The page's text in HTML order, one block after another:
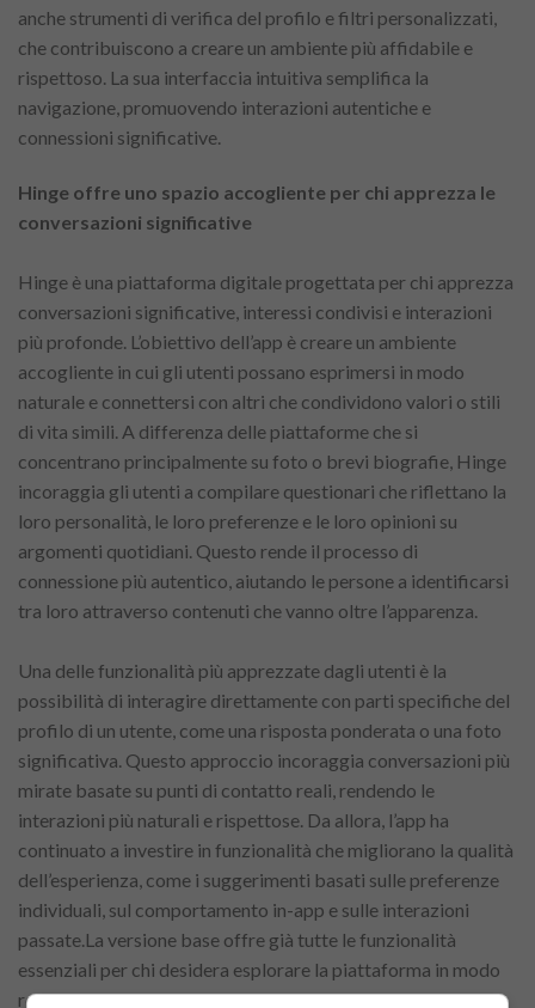
anche strumenti di verifica del profilo e filtri personalizzati,
che contribuiscono a creare un ambiente più affidabile e
rispettoso. La sua interfaccia intuitiva semplifica la
navigazione, promuovendo interazioni autentiche e
connessioni significative.
Hinge offre uno spazio accogliente per chi apprezza le
conversazioni significative
Hinge è una piattaforma digitale progettata per chi apprezza
conversazioni significative, interessi condivisi e interazioni
più profonde. L’obiettivo dell’app è creare un ambiente
accogliente in cui gli utenti possano esprimersi in modo
naturale e connettersi con altri che condividono valori o stili
di vita simili. A differenza delle piattaforme che si
concentrano principalmente su foto o brevi biografie, Hinge
incoraggia gli utenti a compilare questionari che riflettano la
loro personalità, le loro preferenze e le loro opinioni su
argomenti quotidiani. Questo rende il processo di
connessione più autentico, aiutando le persone a identificarsi
tra loro attraverso contenuti che vanno oltre l’apparenza.
Una delle funzionalità più apprezzate dagli utenti è la
possibilità di interagire direttamente con parti specifiche del
profilo di un utente, come una risposta ponderata o una foto
significativa. Questo approccio incoraggia conversazioni più
mirate basate su punti di contatto reali, rendendo le
interazioni più naturali e rispettose. Da allora, l’app ha
continuato a investire in funzionalità che migliorano la qualità
dell’esperienza, come i suggerimenti basati sulle preferenze
individuali, sul comportamento in-app e sulle interazioni
passate.La versione base offre già tutte le funzionalità
essenziali per chi desidera esplorare la piattaforma in modo
responsabile.